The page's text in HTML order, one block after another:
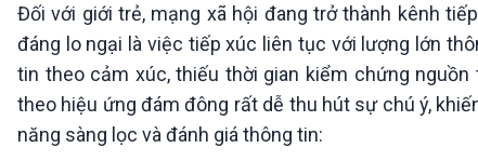
Đối với giới trẻ, mạng xã hội đang trở thành kênh
đáng lo ngại là việc tiếp xúc liên tục với lượng lớn
tin theo cảm xúc, thiếu thời gian kiểm chứng
theo hiệu ứng đám đông rất dễ thu hút sự chú ý,
năng sàng lọc và đánh giá thông tin: